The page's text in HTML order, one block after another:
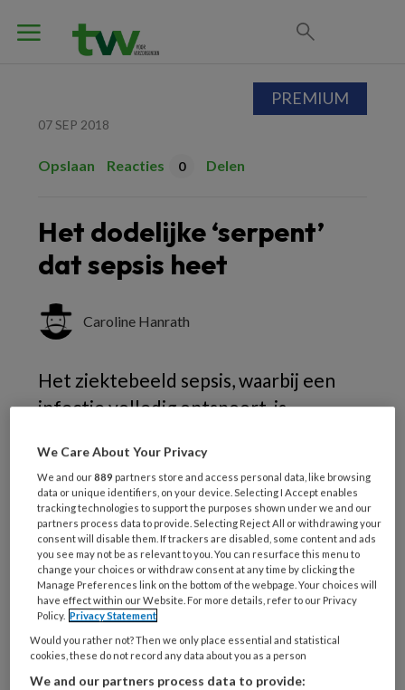
07 SEP 2018
Opslaan Reacties 0 Delen
Het dodelijke ‘serpent’
dat sepsis heet
Caroline Hanrath
Het ziektebeeld sepsis, waarbij een
infectie volledig ontspoort, is
intensive care. Dat komt doordat vaak
te laat wordt gediagnosticeerd.
Verzorgenden spelen een cruciale rol
bij vroegsignalering van sepsis. Door
de symptomen tijdig te herkennen en
onmiddellijk aan de bel te trekken,
vergroten zij de overlevingskansen
van hun cliënt of bewoner.
PREMIUM
We Care About Your Privacy
We and our889 partners store and access personal data, like browsing
data or unique identifiers, on your device. Selecting I Accept enables
tracking technologies to support the purposes shown under we and our
partners process data to provide. Selecting Reject All or withdrawing your
consent will disable them. If trackers are disabled, some content and ads
you see may not be as relevant to you. You can resurface this menu to
change your choices or withdraw consent at any time by clicking the
Manage Preferences link on the bottom of the webpage. Your choices will
have effect within our Website. For more details, refer to our Privacy
Policy. Privacy Statement
Would you rather not? Then we only place essential and statistical
cookies, these do not record any data about you as a person
We and our partners process data to provide: